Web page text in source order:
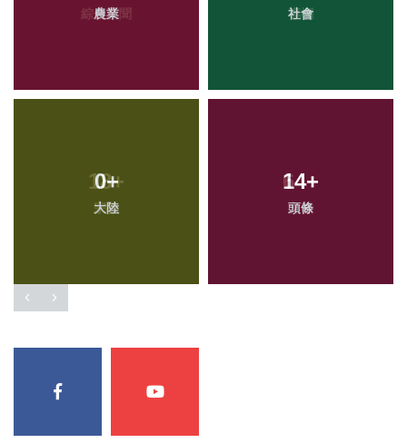
農業 社會
0+
大陸
14+
頭條
綜合新聞 專欄
18+
宗教
64+
文教